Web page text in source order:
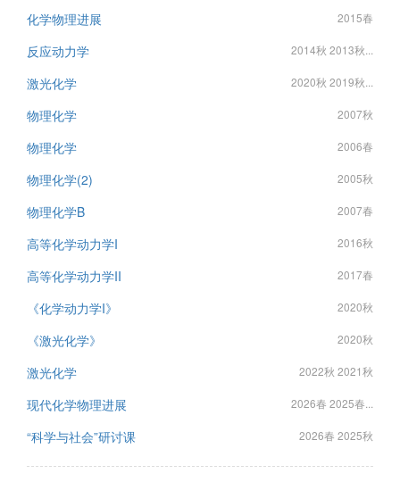
化学物理进展 2015春
反应动力学 2014秋 2013秋...
激光化学 2020秋 2019秋...
物理化学 2007秋
物理化学 2006春
物理化学(2) 2005秋
物理化学B 2007春
高等化学动力学I 2016秋
高等化学动力学II 2017春
《化学动力学I》 2020秋
《激光化学》 2020秋
激光化学 2022秋 2021秋
现代化学物理进展 2026春 2025春...
“科学与社会”研讨课 2026春 2025秋